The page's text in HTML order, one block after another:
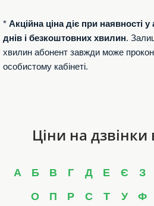
* Акційна ціна діє при наявності
днів і безкоштовних хвилин.
хвилин абонент завжди може
особистому кабінеті.
Ціни на дзвінки
А Б В Г Д Е Є З
О
П Р С Т У Ф